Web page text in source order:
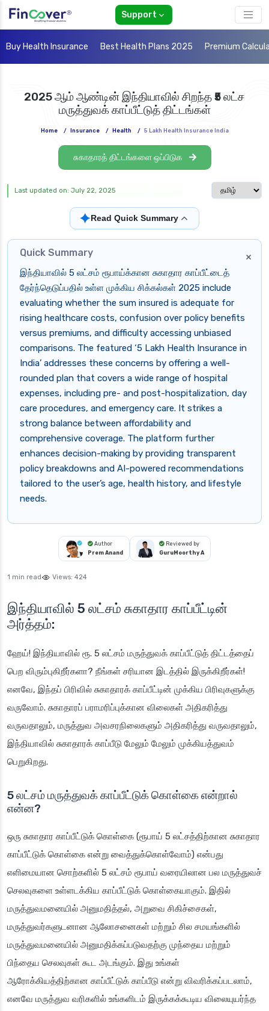
Support
Buy Health Insurance Best Health Plans 2025 Premium
2025 ஆம் ஆண்டின் இந்தியாவில் சிறந்த ₹5 லட்ச
மருத்துவக் காப்பீட்டுத் திட்டங்கள்
Home / Insurance / Health / 5 Lakh Health Insurance India
சுகாதாரத் திட்டங்களை ஒப்பிடுக
Select
Last updated on: July 22, 2025
✦Read Quick Summary
×
Quick Summary
இந்தியாவில் 5 லட்சம் ரூபாய்க்கான சுகாதார காப்பீட்டைத்
தேர்ந்தெடுப்பதில் உள்ள முக்கிய சிக்கல்கள் 2025 include
evaluating whether the sum insured is adequate for
rising healthcare costs, confusion over policy benefits
versus premiums, and difficulty accessing unbiased
comparisons. The featured ‘5 Lakh Health Insurance in
India’ addresses these concerns by offering a well-
rounded plan that covers a wide range of hospital
expenses, including pre- and post-hospitalization, day
care procedures, and emergency care. It strikes a
strong balance between affordability and
comprehensive coverage. The platform further
enhances decision-making by providing transparent
policy breakdowns and AI-powered recommendations
tailored to the user’s age, health history, and lifestyle
needs.
Author
Prem Anand
Reviewed by
GuruMoorthy A
1 min read Views: 424
இந்தியாவில் 5 லட்சம் சுகாதார காப்பீட்டின்
அர்த்தம்:
ஹேய்! இந்தியாவில் ரூ. 5 லட்சம் மருத்துவக் காப்பீட்டுத் திட்டத்தைப்
பெற விரும்புகிறீர்களா? நீங்கள் சரியான இடத்தில் இருக்கிறீர்கள்!
எனவே, இந்தப் பிரிவில் சுகாதாரக் காப்பீட்டின் முக்கிய பிரிவுகளுக்கு
வருவோம். சுகாதாரப் பராமரிப்புக்கான விலைகள் அதிகரித்து
வருவதாலும், மருத்துவ அவசரநிலைகளும் அதிகரித்து வருவதாலும்,
இந்தியாவில் சுகாதாரக் காப்பீடு மேலும் மேலும் முக்கியத்துவம்
பெறுகிறது.
5 லட்சம் மருத்துவக் காப்பீட்டுக் கொள்கை என்றால்
என்ன?
ஒரு சுகாதார காப்பீட்டுக் கொள்கை (ரூபாய் 5 லட்சத்திற்கான சுகாதார
காப்பீட்டுக் கொள்கை என்று வைத்துக்கொள்வோம்) என்பது
எளிமையான சொற்களில் 5 லட்சம் ரூபாய் வரையிலான பல மருத்துவச்
செலவுகளை உள்ளடக்கிய காப்பீட்டுக் கொள்கையாகும். இதில்
மருத்துவமனையில் அனுமதித்தல், அறுவை சிகிச்சைகள்,
மருத்துவர்களுடனான ஆலோசனைகள் மற்றும் சில சமயங்களில்
மருத்துவமனையில் அனுமதிக்கப்படுவதற்கு முந்தைய மற்றும்
பிந்தைய செலவுகள் கூட அடங்கும். இது உங்கள்
ஆரோக்கியத்திற்கான காப்பீட்டுக் காப்பீடு என்று விவரிக்கப்படலாம்,
எனவே மருத்துவ வரிகளில் உங்களிடம் இருக்கக்கூடிய விலையுயர்ந்த